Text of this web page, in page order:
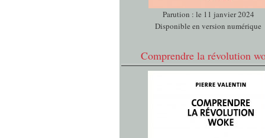
Parution : le 11 janvier 2024
Disponible en version numérique
Comprendre la révolution